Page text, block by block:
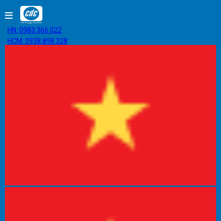
HN: 0983.366.022
HCM: 0938.898.328